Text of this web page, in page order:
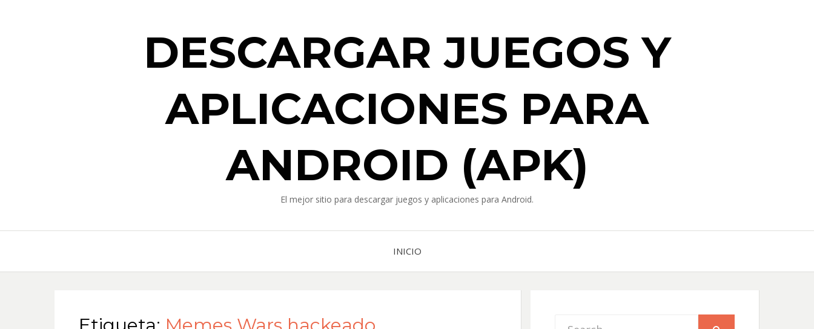
DESCARGAR JUEGOS Y
APLICACIONES PARA
ANDROID (APK)
El mejor sitio para descargar juegos y aplicaciones para Android.
INICIO
Search